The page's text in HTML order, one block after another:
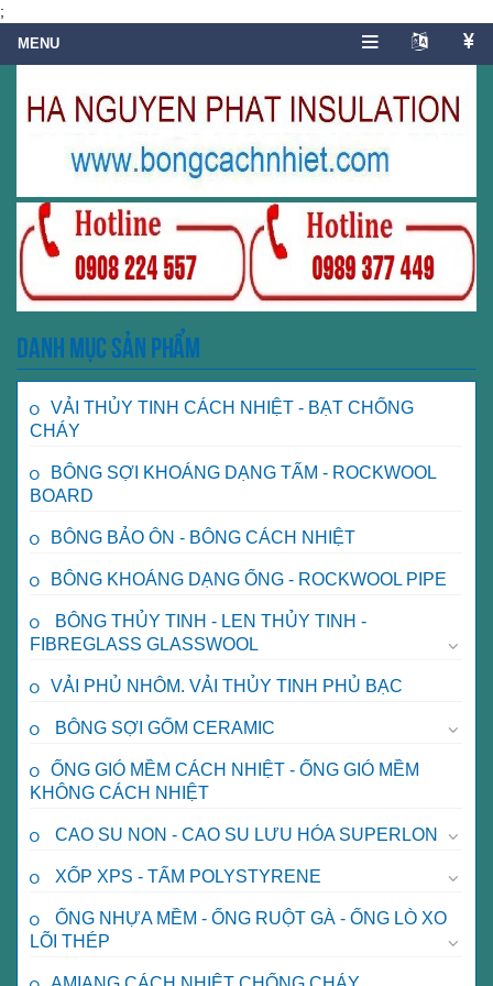
;
Danh mục sản phẩm
VẢI THỦY TINH CÁCH NHIỆT - BẠT CHỐNG
CHÁY
BÔNG SỢI KHOÁNG DẠNG TẤM - ROCKWOOL
BOARD
BÔNG BẢO ÔN - BÔNG CÁCH NHIỆT
BÔNG KHOÁNG DẠNG ỐNG - ROCKWOOL PIPE
BÔNG THỦY TINH - LEN THỦY TINH -
FIBREGLASS GLASSWOOL
VẢI PHỦ NHÔM. VẢI THỦY TINH PHỦ BẠC
BÔNG SỢI GỐM CERAMIC
ỐNG GIÓ MỀM CÁCH NHIỆT - ỐNG GIÓ MỀM
KHÔNG CÁCH NHIỆT
CAO SU NON - CAO SU LƯU HÓA SUPERLON
XỐP XPS - TẤM POLYSTYRENE
ỐNG NHỰA MỀM - ỐNG RUỘT GÀ - ỐNG LÒ XO
LÕI THÉP